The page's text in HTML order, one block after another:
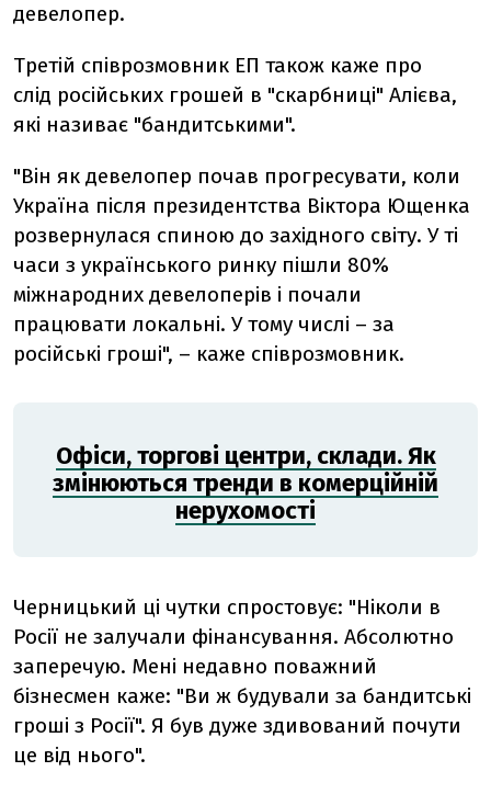
девелопер.
Третій співрозмовник ЕП також каже про
слід російських грошей в "скарбниці" Алієва,
які називає "бандитськими".
"Він як девелопер почав прогресувати, коли
Україна після президентства Віктора Ющенка
розвернулася спиною до західного світу. У ті
часи з українського ринку пішли 80%
міжнародних девелоперів і почали
працювати локальні. У тому числі – за
російські гроші", – каже співрозмовник.
Офіси, торгові центри, склади. Як
змінюються тренди в комерційній
нерухомості
Черницький ці чутки спростовує: "Ніколи в
Росії не залучали фінансування. Абсолютно
заперечую. Мені недавно поважний
бізнесмен каже: "Ви ж будували за бандитські
гроші з Росії". Я був дуже здивований почути
це від нього".